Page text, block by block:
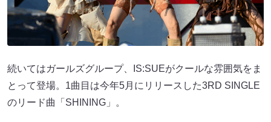
続いてはガールズグループ、IS:SUEがクールな雰囲気をま
とって登場。1曲目は今年5月にリリースした3RD SINGLE
のリード曲「SHINING」。